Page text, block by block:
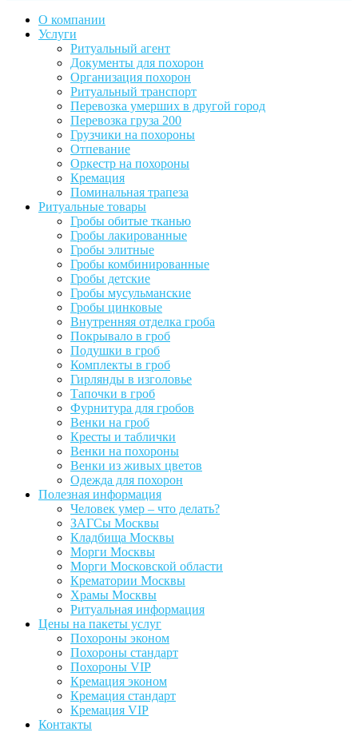
О компании
Услуги
Ритуальный агент
Документы для похорон
Организация похорон
Ритуальный транспорт
Перевозка умерших в другой город
Перевозка груза 200
Грузчики на похороны
Отпевание
Оркестр на похороны
Кремация
Поминальная трапеза
Ритуальные товары
Гробы обитые тканью
Гробы лакированные
Гробы элитные
Гробы комбинированные
Гробы детские
Гробы мусульманские
Гробы цинковые
Внутренняя отделка гроба
Покрывало в гроб
Подушки в гроб
Комплекты в гроб
Гирлянды в изголовье
Тапочки в гроб
Фурнитура для гробов
Венки на гроб
Кресты и таблички
Венки на похороны
Венки из живых цветов
Одежда для похорон
Полезная информация
Человек умер – что делать?
ЗАГСы Москвы
Кладбища Москвы
Морги Москвы
Морги Московской области
Крематории Москвы
Храмы Москвы
Ритуальная информация
Цены на пакеты услуг
Похороны эконом
Похороны стандарт
Похороны VIP
Кремация эконом
Кремация стандарт
Кремация VIP
Контакты